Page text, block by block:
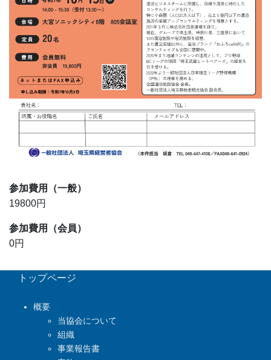
参加費用
（一般）
19800円
参加費用
（会員）
0円
トップページ
概要
当協会について
組織
事業報告書